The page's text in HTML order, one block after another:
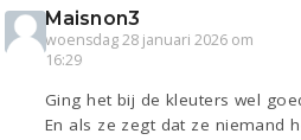
Maisnon3
woensdag 28 januari 2026 om
16:29
Ging het bij de kleuters wel
En als ze zegt dat ze niemand